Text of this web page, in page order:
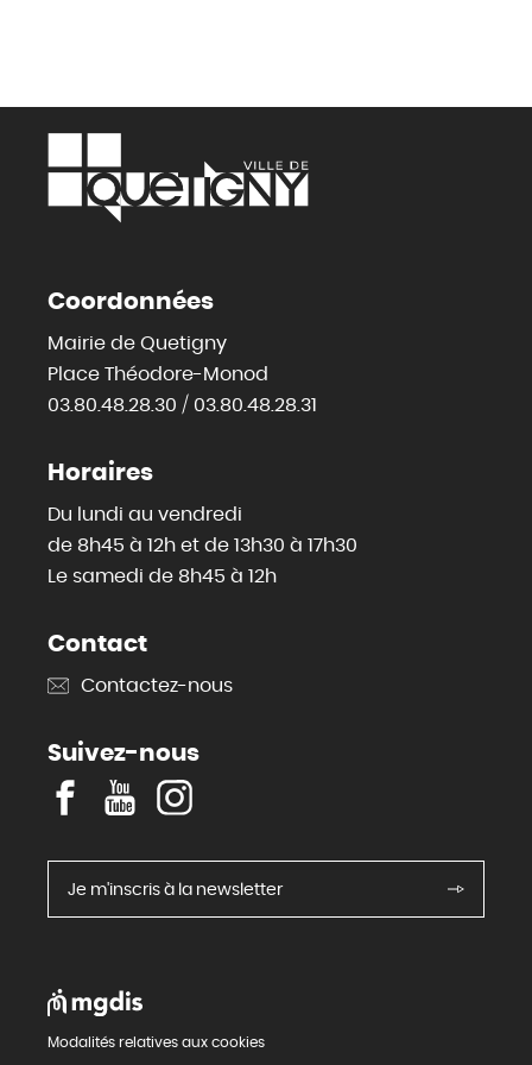
Coordonnées
Mairie de Quetigny
Place Théodore-Monod
03.80.48.28.30 / 03.80.48.28.31
Horaires
Du lundi au vendredi
de 8h45 à 12h et de 13h30 à 17h30
Le samedi de 8h45 à 12h
Contact
Contactez-nous
Suivez-nous
c
b
k
Y
o
u
T
u
I
n
s
t
a
m
Je m'inscris à la newsletter
Pied
Modalités relatives aux cookies